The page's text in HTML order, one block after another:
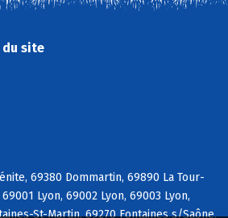
du site
69380 Dommartin, 69890 La Tour-
Lyon, 69002 Lyon, 69003 Lyon,
St-Martin, 69270 Fontaines s/Saône,